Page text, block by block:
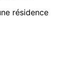
résidence